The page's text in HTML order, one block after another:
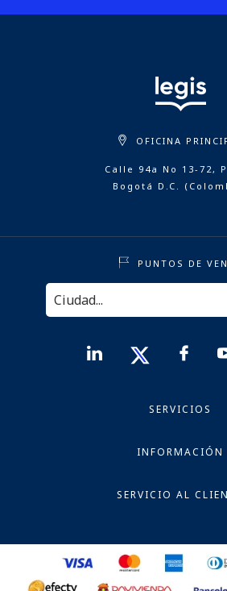
OFICINA
Calle 94a No 13-72,
Bogotá D.C.
PUNTOS DE
SERVICIOS
INFORMACIÓN
SERVICIO AL